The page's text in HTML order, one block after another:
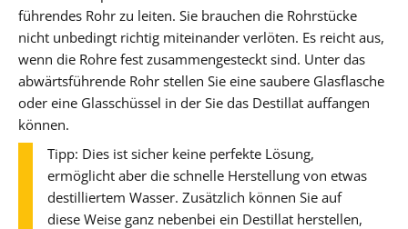
führendes Rohr zu leiten. Sie brauchen die Rohrstücke
nicht unbedingt richtig miteinander verlöten. Es reicht aus,
wenn die Rohre fest zusammengesteckt sind. Unter das
abwärtsführende Rohr stellen Sie eine saubere Glasflasche
oder eine Glasschüssel in der Sie das Destillat auffangen
können.
Tipp: Dies ist sicher keine perfekte Lösung,
ermöglicht aber die schnelle Herstellung von etwas
destilliertem Wasser. Zusätzlich können Sie auf
diese Weise ganz nebenbei ein Destillat herstellen,